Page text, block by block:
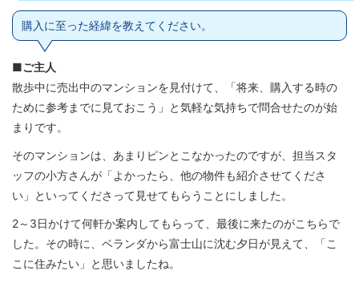
購入に至った経緯を教えてください。
■ご主人
散歩中に売出中のマンションを見付けて、「将来、購入する時の
ために参考までに見ておこう」と気軽な気持ちで問合せたのが始
まりです。
そのマンションは、あまりピンとこなかったのですが、担当スタ
ッフの小方さんが「よかったら、他の物件も紹介させてくださ
い」といってくださって見せてもらうことにしました。
2～3日かけて何軒か案内してもらって、最後に来たのがこちらで
した。その時に、ベランダから富士山に沈む夕日が見えて、「こ
こに住みたい」と思いましたね。